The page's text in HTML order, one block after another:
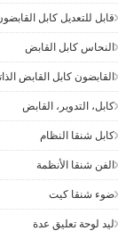
قابل للتعديل كابل
النحاس كابل القابض
القابضون كابل القابض
كابل، التدوير، القابض
كابل شنقا النظام
الفن شنقا الأنظمة
ضوء شنقا كيت
ليد لوحة تعليق عدة